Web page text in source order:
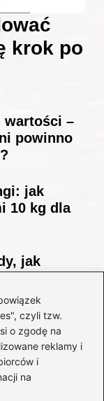
czyli tzw.
o zgodę na
reklamy i
i
na
krok po
wartości –
powinno
jak
10 kg dla
jak
90 dni
dobrać